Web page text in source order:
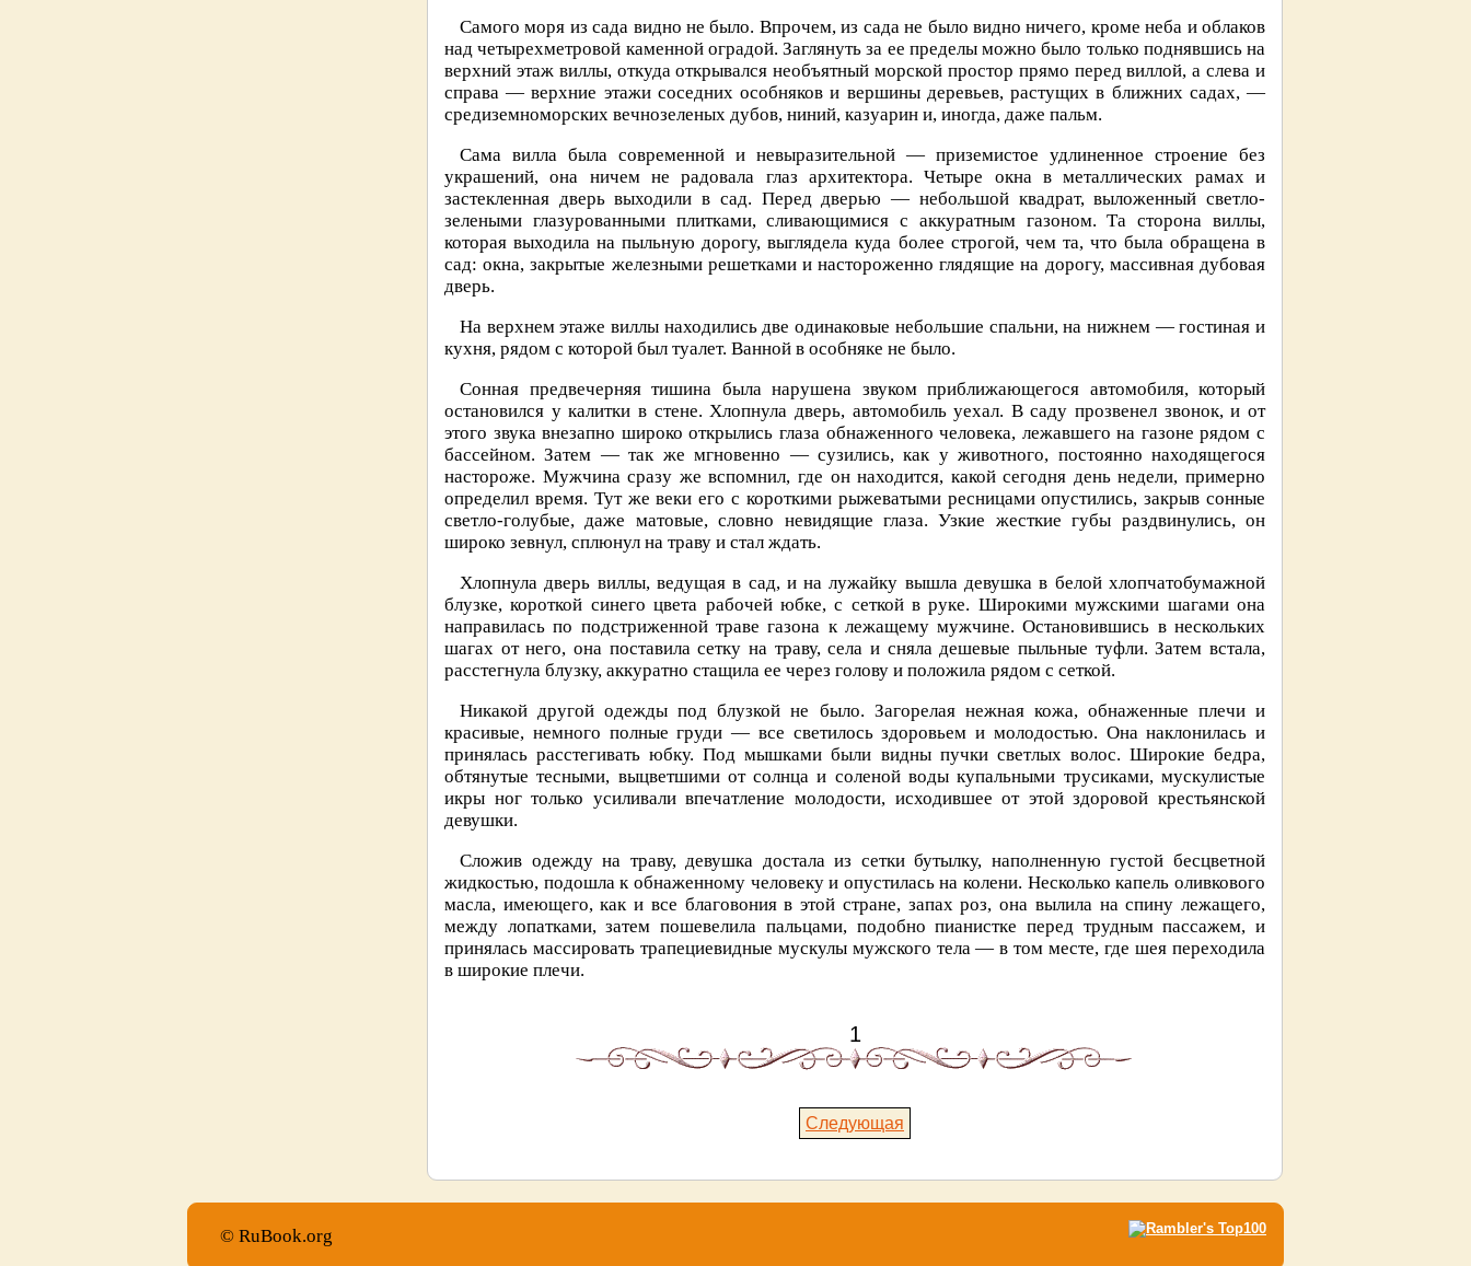
Самого моря из сада видно не было. Впрочем, из сада не было видно ничего, кроме неба и облаков
над четырехметровой каменной оградой. Заглянуть за ее пределы можно было только поднявшись на
верхний этаж виллы, откуда открывался необъятный морской простор прямо перед виллой, а слева и
справа — верхние этажи соседних особняков и вершины деревьев, растущих в ближних садах, —
средиземноморских вечнозеленых дубов, ниний, казуарин и, иногда, даже пальм.
Сама вилла была современной и невыразительной — приземистое удлиненное строение без
украшений, она ничем не радовала глаз архитектора. Четыре окна в металлических рамах и
застекленная дверь выходили в сад. Перед дверью — небольшой квадрат, выложенный светло-
зелеными глазурованными плитками, сливающимися с аккуратным газоном. Та сторона виллы,
которая выходила на пыльную дорогу, выглядела куда более строгой, чем та, что была обращена в
сад: окна, закрытые железными решетками и настороженно глядящие на дорогу, массивная дубовая
дверь.
На верхнем этаже виллы находились две одинаковые небольшие спальни, на нижнем — гостиная и
кухня, рядом с которой был туалет. Ванной в особняке не было.
Сонная предвечерняя тишина была нарушена звуком приближающегося автомобиля, который
остановился у калитки в стене. Хлопнула дверь, автомобиль уехал. В саду прозвенел звонок, и от
этого звука внезапно широко открылись глаза обнаженного человека, лежавшего на газоне рядом с
бассейном. Затем — так же мгновенно — сузились, как у животного, постоянно находящегося
настороже. Мужчина сразу же вспомнил, где он находится, какой сегодня день недели, примерно
определил время. Тут же веки его с короткими рыжеватыми ресницами опустились, закрыв сонные
светло-голубые, даже матовые, словно невидящие глаза. Узкие жесткие губы раздвинулись, он
широко зевнул, сплюнул на траву и стал ждать.
Хлопнула дверь виллы, ведущая в сад, и на лужайку вышла девушка в белой хлопчатобумажной
блузке, короткой синего цвета рабочей юбке, с сеткой в руке. Широкими мужскими шагами она
направилась по подстриженной траве газона к лежащему мужчине. Остановившись в нескольких
шагах от него, она поставила сетку на траву, села и сняла дешевые пыльные туфли. Затем встала,
расстегнула блузку, аккуратно стащила ее через голову и положила рядом с сеткой.
Никакой другой одежды под блузкой не было. Загорелая нежная кожа, обнаженные плечи и
красивые, немного полные груди — все светилось здоровьем и молодостью. Она наклонилась и
принялась расстегивать юбку. Под мышками были видны пучки светлых волос. Широкие бедра,
обтянутые тесными, выцветшими от солнца и соленой воды купальными трусиками, мускулистые
икры ног только усиливали впечатление молодости, исходившее от этой здоровой крестьянской
девушки.
Сложив одежду на траву, девушка достала из сетки бутылку, наполненную густой бесцветной
жидкостью, подошла к обнаженному человеку и опустилась на колени. Несколько капель оливкового
масла, имеющего, как и все благовония в этой стране, запах роз, она вылила на спину лежащего,
между лопатками, затем пошевелила пальцами, подобно пианистке перед трудным пассажем, и
принялась массировать трапециевидные мускулы мужского тела — в том месте, где шея переходила
в широкие плечи.
1
Следующая
© RuBook.org